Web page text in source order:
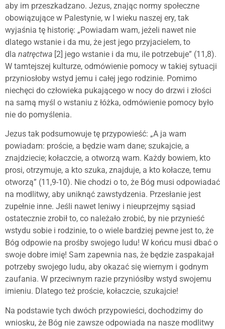
aby im przeszkadzano. Jezus, znając normy społeczne
obowiązujące w Palestynie, w I wieku naszej ery, tak
wyjaśnia tę historię: „Powiadam wam, jeżeli nawet nie
dlatego wstanie i da mu, że jest jego przyjacielem, to
dla natręctwa [2] jego wstanie i da mu, ile potrzebuje” (11,8).
W tamtejszej kulturze, odmówienie pomocy w takiej sytuacji
przyniosłoby wstyd jemu i całej jego rodzinie. Pomimo
niechęci do człowieka pukającego w nocy do drzwi i złości
na samą myśl o wstaniu z łóżka, odmówienie pomocy było
nie do pomyślenia.
Jezus tak podsumowuje tę przypowieść: „A ja wam
powiadam: proście, a będzie wam dane; szukajcie, a
znajdziecie; kołaczcie, a otworzą wam. Każdy bowiem, kto
prosi, otrzymuje, a kto szuka, znajduje, a kto kołacze, temu
otworzą” (11,9-10). Nie chodzi o to, że Bóg musi odpowiadać
na modlitwy, aby uniknąć zawstydzenia. Przesłanie jest
zupełnie inne. Jeśli nawet leniwy i nieuprzejmy sąsiad
ostatecznie zrobił to, co należało zrobić, by nie przynieść
wstydu sobie i rodzinie, to o wiele bardziej pewne jest to, że
Bóg odpowie na prośby swojego ludu! W końcu musi dbać o
swoje dobre imię! Sam zapewnia nas, że będzie zaspakajał
potrzeby swojego ludu, aby okazać się wiernym i godnym
zaufania. W przeciwnym razie przyniósłby wstyd swojemu
imieniu. Dlatego też proście, kołaczcie, szukajcie!
Na podstawie tych dwóch przypowieści, dochodzimy do
wniosku, że Bóg nie zawsze odpowiada na nasze modlitwy